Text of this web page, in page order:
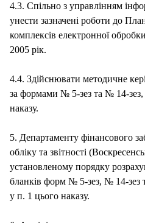
4.3. Спільно з управлінням
унести зазначені роботи до
комплексів електронної
2005 рік.
4.4. Здійснювати методичне
за формами № 5‑зез та № 14-
наказу.
5. Департаменту фінансового
обліку та звітності
установленому порядку
бланків форм № 5‑зез, № 14-зез
у п. 1 цього наказу.